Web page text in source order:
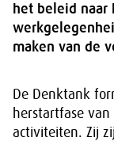
het beleid naar
maken van de
De Denktank
herstartfase
activiteiten. Zij